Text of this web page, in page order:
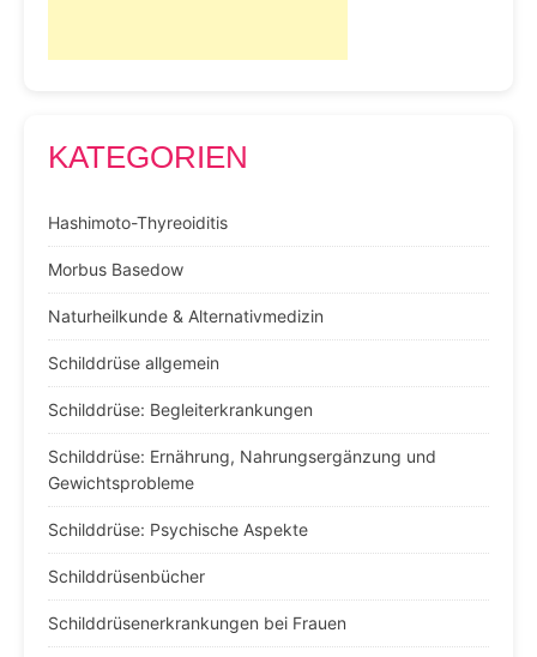
KATEGORIEN
Hashimoto-Thyreoiditis
Morbus Basedow
Naturheilkunde & Alternativmedizin
Schilddrüse allgemein
Schilddrüse: Begleiterkrankungen
Schilddrüse: Ernährung, Nahrungsergänzung und
Gewichtsprobleme
Schilddrüse: Psychische Aspekte
Schilddrüsenbücher
Schilddrüsenerkrankungen bei Frauen